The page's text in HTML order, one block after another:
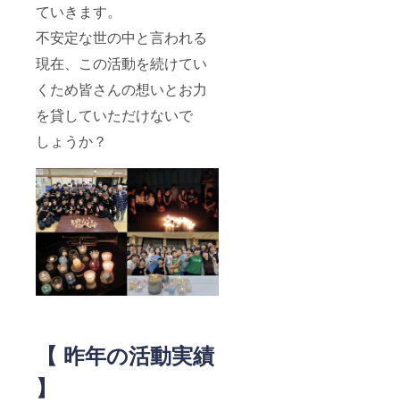
ていきます。
不安定な世の中と言われる
現在、この活動を続けてい
くため皆さんの想いとお力
を貸していただけないで
しょうか？
【 昨年の活動実績
】